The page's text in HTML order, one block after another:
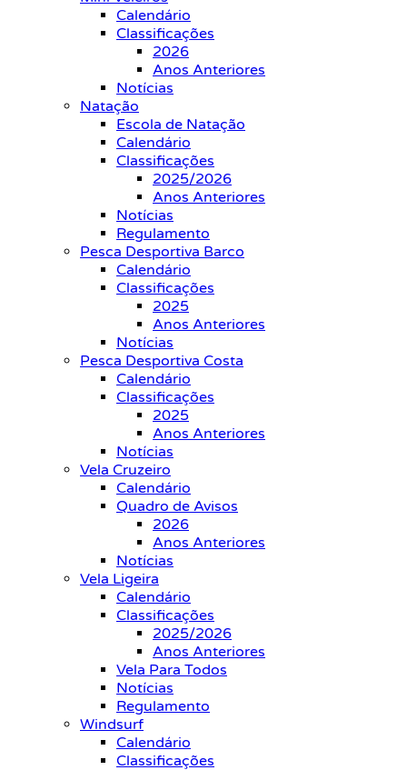
Calendário
Classificações
2026
Anos Anteriores
Notícias
Natação
Escola de Natação
Calendário
Classificações
2025/2026
Anos Anteriores
Notícias
Regulamento
Pesca Desportiva Barco
Calendário
Classificações
2025
Anos Anteriores
Notícias
Pesca Desportiva Costa
Calendário
Classificações
2025
Anos Anteriores
Notícias
Vela Cruzeiro
Calendário
Quadro de Avisos
2026
Anos Anteriores
Notícias
Vela Ligeira
Calendário
Classificações
2025/2026
Anos Anteriores
Vela Para Todos
Notícias
Regulamento
Windsurf
Calendário
Classificações